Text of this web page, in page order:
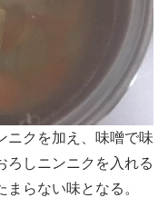
ニクを加え、味噌で味
ろしニンニクを入れる
らない味となる。